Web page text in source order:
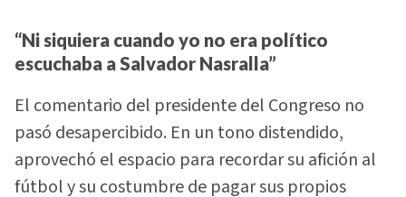
“Ni siquiera cuando yo no era político
escuchaba a Salvador Nasralla”
El comentario del presidente del Congreso no
pasó desapercibido. En un tono distendido,
aprovechó el espacio para recordar su afición al
fútbol y su costumbre de pagar sus propios